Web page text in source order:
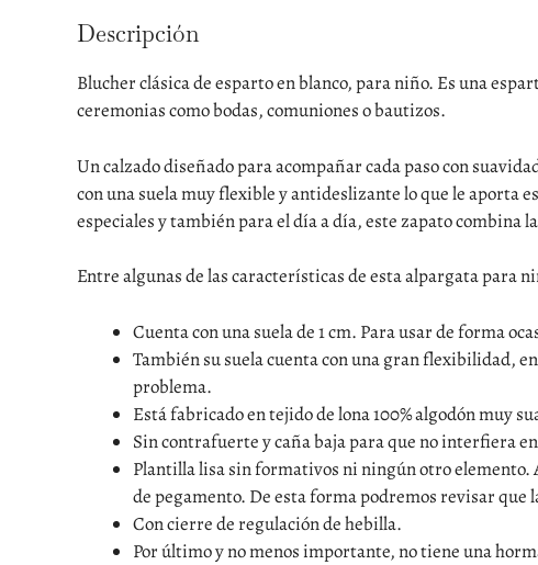
Descripción
Blucher clásica de esparto en blanco, para niño. Es una
ceremonias como bodas, comuniones o bautizos.
Un calzado diseñado para acompañar cada paso con
con una suela muy flexible y antideslizante lo que le aporta
especiales y también para el día a día, este zapato combina
Entre algunas de las características de esta alpargata para
Cuenta con una suela de 1 cm. Para usar de forma
También su suela cuenta con una gran flexibilidad,
problema.
Está fabricado en tejido de lona 100% algodón muy
Sin contrafuerte y caña baja para que no interfiera
Plantilla lisa sin formativos ni ningún otro elemento.
de pegamento. De esta forma podremos revisar que
Con cierre de regulación de hebilla.
Por último y no menos importante, no tiene una